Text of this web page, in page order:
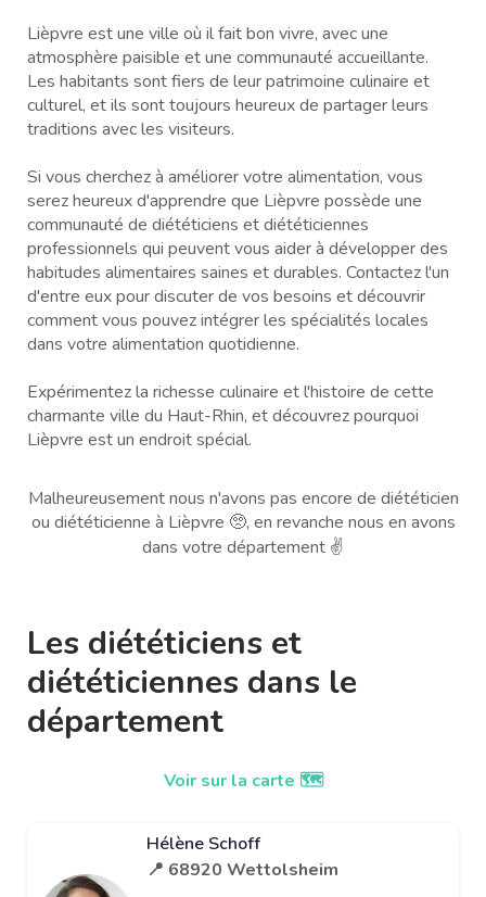
Lièpvre est une ville où il fait bon vivre, avec une
atmosphère paisible et une communauté accueillante.
Les habitants sont fiers de leur patrimoine culinaire et
culturel, et ils sont toujours heureux de partager leurs
traditions avec les visiteurs.
Si vous cherchez à améliorer votre alimentation, vous
serez heureux d'apprendre que Lièpvre possède une
communauté de diététiciens et diététiciennes
professionnels qui peuvent vous aider à développer des
habitudes alimentaires saines et durables. Contactez l'un
d'entre eux pour discuter de vos besoins et découvrir
comment vous pouvez intégrer les spécialités locales
dans votre alimentation quotidienne.
Expérimentez la richesse culinaire et l'histoire de cette
charmante ville du Haut-Rhin, et découvrez pourquoi
Lièpvre est un endroit spécial.
Malheureusement nous n'avons pas encore de diététicien
ou diététicienne à Lièpvre 🥺, en revanche nous en avons
dans votre département ✌️
Les diététiciens et
diététiciennes dans le
département
Voir sur la carte 🗺️
Hélène Schoff
📍 68920 Wettolsheim